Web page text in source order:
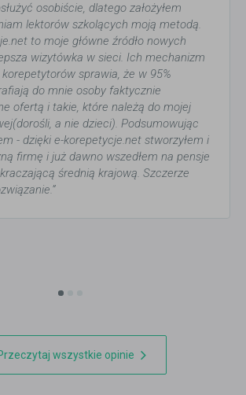
osobiście, dlatego założyłem
lektorów szkolących moją metodą.
to moje główne źródło nowych
wizytówka w sieci. Ich mechanizm
sprawia, że w 95%
do mnie osoby faktycznie
ofertą i takie, które należą do mojej
a nie dzieci). Podsumowując
- dzięki e-korepetycje.net stworzyłem i
firmę i już dawno wszedłem na pensje
średnią krajową. Szczerze
wszystkie opinie